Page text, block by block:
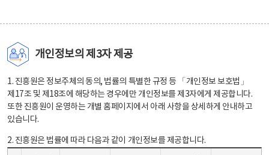
개인정보의 제3자 제공
1. 진흥원은 정보주체의 동의, 법률의 특별한 규정 등 「개인정보 보호법」
제17조 및 제18조에 해당하는 경우에만 개인정보를 제3자에게 제공합니다.
또한 진흥원이 운영하는 개별 홈페이지에서 아래 사항을 상세하게 안내하고
있습니다.
2. 진흥원은 법률에 따라 다음과 같이 개인정보를 제공합니다.